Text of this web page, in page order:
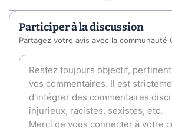
Participer à la discussion
Partagez votre avis avec la communauté